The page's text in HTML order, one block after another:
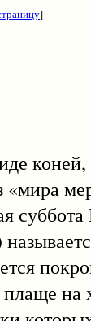
]
коней,
«мира
плаще